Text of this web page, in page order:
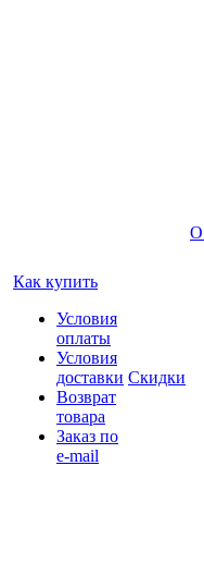
Как купить
Условия
оплаты
Условия
доставки
Возврат
товара
Заказ по
e-mail
Скидки
О